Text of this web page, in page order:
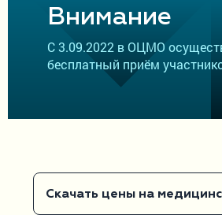
8-800-302-99-93
Бесплатно по России
+7 (815) 256-66-56
Внимание
С 3.09.2022 в ОЦМО
бесплатный приём
Скачать цены на